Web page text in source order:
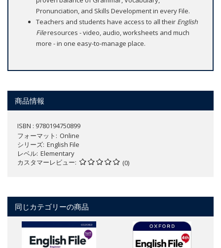
Pronunciation, and Skills Development in every File.
Teachers and students have access to all their English
Fileresources - video, audio, worksheets and much
more - in one easy-to-manage place.
商品情報
ISBN : 9780194750899
フォーマット
Online
シリーズ English File
レベル Elementary
カスタマーレビュー
(0)
同じカテゴリーの商品